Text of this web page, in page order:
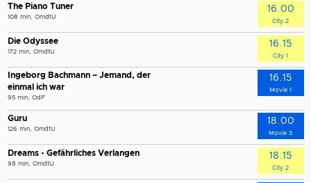
The Piano Tuner
108 min, OmdtU
16.00
City 2
Die Odyssee
172 min, OmdtU
16.15
City 1
Ingeborg Bachmann – Jemand, der
einmal ich war
95 min, OdF
16.15
Movie 1
Guru
126 min, OmdtU
18.00
Movie 3
Dreams - Gefährliches Verlangen
98 min, OmdtU
18.15
City 2